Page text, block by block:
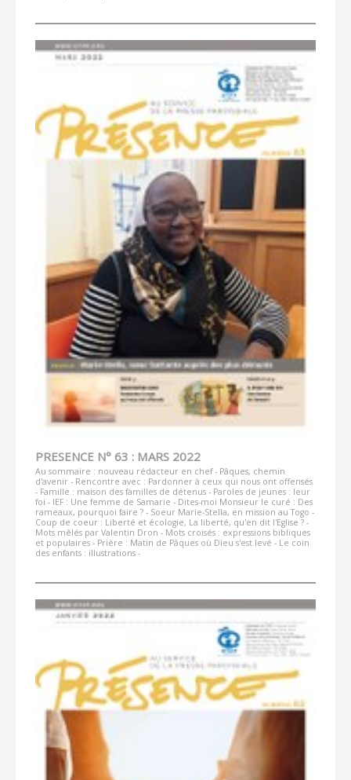
PRESENCE N° 63 : MARS 2022
Au sommaire : nouveau rédacteur en chef - Pâques, chemin
d'avenir - Rencontre avec : Pardonner à ceux qui nous ont offensés
- Famille : maison des familles de détenus - Paroles de jeunes : leur
foi - IEF : Une femme de Samarie - Dites-moi Monsieur le curé : Des
rameaux, pourquoi faire ? - Soeur Marie-Stella, en mission au Togo -
Coup de coeur : Liberté et écologie, La liberté, qu'en dit l'Eglise ? -
Mots mêlés par Valentin Dron - Mots croisés : expressions bibliques
et populaires - Prière : Matin de Pâques où Dieu s'est levé - Le coin
des enfants : illustrations -